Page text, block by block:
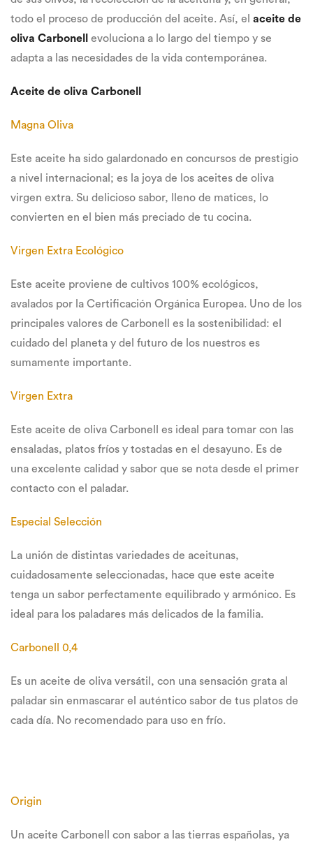
todo el proceso de producción del aceite. Así, el aceite de
oliva Carbonell
evoluciona a lo largo del tiempo y se
adapta a las necesidades de la vida contemporánea.
Aceite de oliva Carbonell
Magna Oliva
Este aceite ha sido galardonado en concursos de prestigio
a nivel internacional; es la joya de los aceites de oliva
virgen extra. Su delicioso sabor, lleno de matices, lo
convierten en el bien más preciado de tu cocina.
Virgen Extra Ecológico
Este aceite proviene de cultivos 100% ecológicos,
avalados por la Certificación Orgánica Europea. Uno de los
principales valores de Carbonell es la sostenibilidad: el
cuidado del planeta y del futuro de los nuestros es
sumamente importante.
Virgen Extra
Este aceite de oliva Carbonell es ideal para tomar con las
ensaladas, platos fríos y tostadas en el desayuno. Es de
una excelente calidad y sabor que se nota desde el primer
contacto con el paladar.
Especial Selección
La unión de distintas variedades de aceitunas,
cuidadosamente seleccionadas, hace que este aceite
tenga un sabor perfectamente equilibrado y armónico. Es
ideal para los paladares más delicados de la familia.
Carbonell 0,4
Es un aceite de oliva versátil, con una sensación grata al
paladar sin enmascarar el auténtico sabor de tus platos de
cada día. No recomendado para uso en frío.
Origin
Un aceite Carbonell con sabor a las tierras españolas, ya